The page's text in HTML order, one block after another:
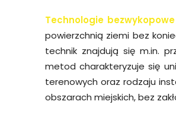
Technologie bezwykopowe
powierzchnią ziemi bez
technik znajdują się m.in.
metod charakteryzuje się
terenowych oraz rodzaju
obszarach miejskich, bez